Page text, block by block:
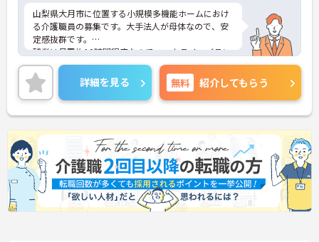
山梨県大月市に位置する小規模多機能ホームにおけ
る介護職員の募集です。大手法人が母体なので、安
定感抜群です。
残業は月平均10時間程度なのでワークライフバラン
スを保ちながらご勤務いただけます。また、育児休
業・介護休業の取得実績もあり、ライフステージが
変化しても安心してお勤めいただける環境です。
ご興味のある方には、面接対策ポイントなど、さら
に詳細をお話しいたしますのでお気軽にご相談くだ
さい！
詳細を見る 無料 紹介してもらう